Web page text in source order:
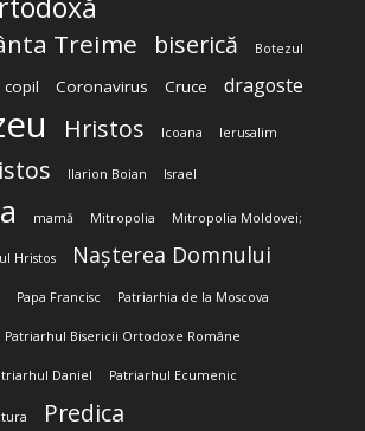
Treime biserică Botezul
copil Coronavirus Cruce dragoste
Hristos Icoana Ierusalim
Ilarion Boian Israel
mamă Mitropolia Mitropolia Moldovei;
Hristos Nașterea Domnului
Papa Francisc Patriarhia de la Moscova
Patriarhul Bisericii Ortodoxe Române
Daniel Patriarhul Ecumenic
Predica